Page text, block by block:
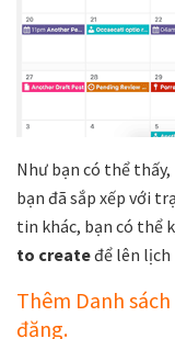
Như bạn có thể
bạn đã sắp xếp với
tin khác, bạn có thể
to createđể lên lịch
Thêm Danh
đăng.